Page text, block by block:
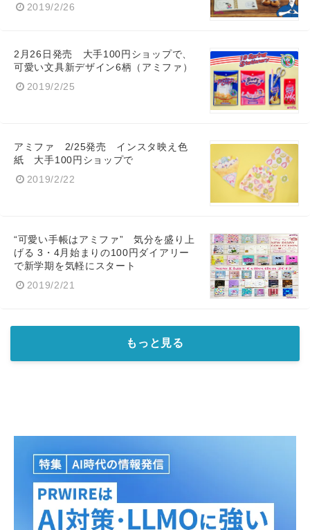
2019/2/26
2月26日発売 大手100円ショップで、
可愛い文具新デザイン6柄（アミファ）
2019/2/25
アミファ 2/25発売 インスタ映え色
紙 大手100円ショップで
2019/2/22
“可愛い手帳はアミファ” 気分を盛り上
げる 3・4月始まりの100円ダイアリー
で新学期を気軽にスタート
2019/2/21
もっと見る